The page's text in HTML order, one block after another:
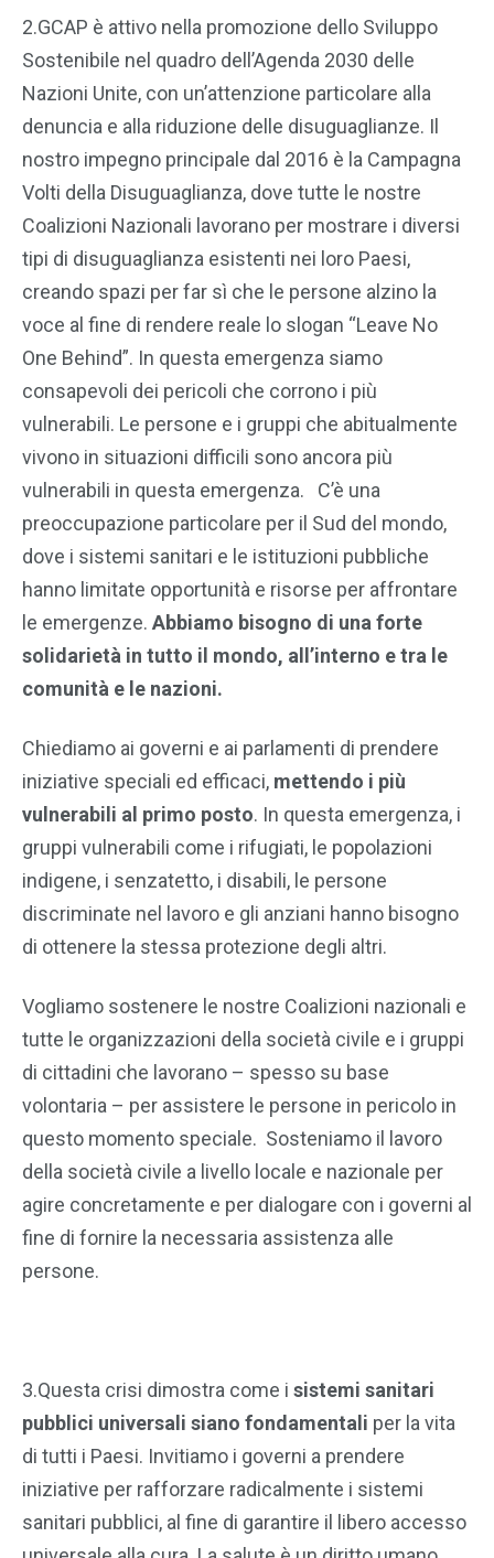
2.GCAP è attivo nella promozione dello Sviluppo
Sostenibile nel quadro dell’Agenda 2030 delle
Nazioni Unite, con un’attenzione particolare alla
denuncia e alla riduzione delle disuguaglianze. Il
nostro impegno principale dal 2016 è la Campagna
Volti della Disuguaglianza, dove tutte le nostre
Coalizioni Nazionali lavorano per mostrare i diversi
tipi di disuguaglianza esistenti nei loro Paesi,
creando spazi per far sì che le persone alzino la
voce al fine di rendere reale lo slogan “Leave No
One Behind”. In questa emergenza siamo
consapevoli dei pericoli che corrono i più
vulnerabili. Le persone e i gruppi che abitualmente
vivono in situazioni difficili sono ancora più
vulnerabili in questa emergenza. C’è una
preoccupazione particolare per il Sud del mondo,
dove i sistemi sanitari e le istituzioni pubbliche
hanno limitate opportunità e risorse per affrontare
le emergenze. Abbiamo bisogno di una forte
solidarietà in tutto il mondo, all’interno e tra le
comunità e le nazioni.
Chiediamo ai governi e ai parlamenti di prendere
iniziative speciali ed efficaci, mettendo i più
vulnerabili al primo posto. In questa emergenza, i
gruppi vulnerabili come i rifugiati, le popolazioni
indigene, i senzatetto, i disabili, le persone
discriminate nel lavoro e gli anziani hanno bisogno
di ottenere la stessa protezione degli altri.
Vogliamo sostenere le nostre Coalizioni nazionali e
tutte le organizzazioni della società civile e i gruppi
di cittadini che lavorano – spesso su base
volontaria – per assistere le persone in pericolo in
questo momento speciale. Sosteniamo il lavoro
della società civile a livello locale e nazionale per
agire concretamente e per dialogare con i governi al
fine di fornire la necessaria assistenza alle
persone.
3.Questa crisi dimostra come i sistemi sanitari
pubblici universali siano fondamentali per la vita
di tutti i Paesi. Invitiamo i governi a prendere
iniziative per rafforzare radicalmente i sistemi
sanitari pubblici, al fine di garantire il libero accesso